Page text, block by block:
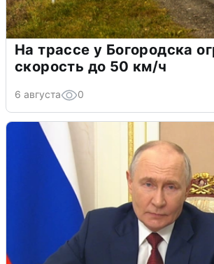
На трассе у Богородска
скорость до 50 км/ч
6 августа 0